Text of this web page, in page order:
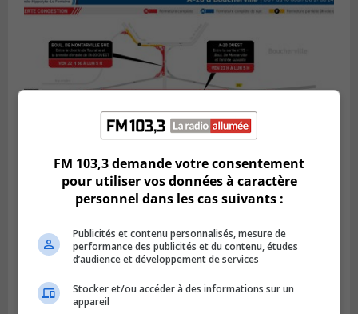
BOUCHERVILLE
Publié le 5 août 2026 à 15h25
Le MTMD annonce des fermetures sur
l’autoroute 20 à Boucherville
FM 103,3 demande votre consentement
pour utiliser vos données à caractère
personnel dans les cas suivants :
Publicités et contenu personnalisés, mesure de
performance des publicités et du contenu, études
d’audience et développement de services
Stocker et/ou accéder à des informations sur un
appareil